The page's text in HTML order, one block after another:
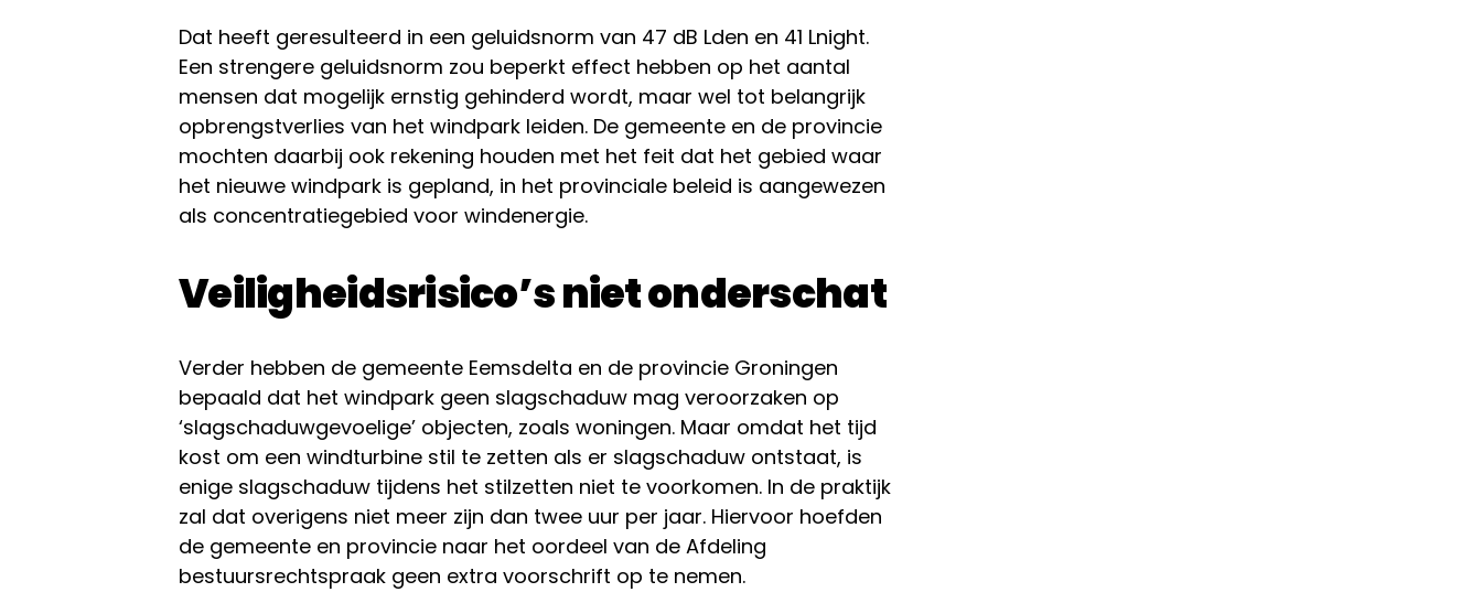
Dat heeft geresulteerd in een geluidsnorm van 47 dB Lden en 41 Lnight.
Een strengere geluidsnorm zou beperkt effect hebben op het aantal
mensen dat mogelijk ernstig gehinderd wordt, maar wel tot belangrijk
opbrengstverlies van het windpark leiden. De gemeente en de provincie
mochten daarbij ook rekening houden met het feit dat het gebied waar
het nieuwe windpark is gepland, in het provinciale beleid is aangewezen
als concentratiegebied voor windenergie.
Veiligheidsrisico’s niet onderschat
Verder hebben de gemeente Eemsdelta en de provincie Groningen
bepaald dat het windpark geen slagschaduw mag veroorzaken op
‘slagschaduwgevoelige’ objecten, zoals woningen. Maar omdat het tijd
kost om een windturbine stil te zetten als er slagschaduw ontstaat, is
enige slagschaduw tijdens het stilzetten niet te voorkomen. In de praktijk
zal dat overigens niet meer zijn dan twee uur per jaar. Hiervoor hoefden
de gemeente en provincie naar het oordeel van de Afdeling
bestuursrechtspraak geen extra voorschrift op te nemen.